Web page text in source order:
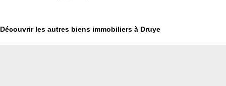
Découvrir les autres biens immobiliers à Druye